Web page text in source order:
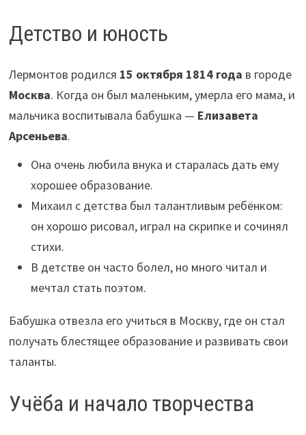
Детство и юность
Лермонтов родился 15 октября 1814 года в городе
Москва. Когда он был маленьким, умерла его мама, и
мальчика воспитывала бабушка — Елизавета
Арсеньева.
Она очень любила внука и старалась дать ему
хорошее образование.
Михаил с детства был талантливым ребёнком:
он хорошо рисовал, играл на скрипке и сочинял
стихи.
В детстве он часто болел, но много читал и
мечтал стать поэтом.
Бабушка отвезла его учиться в Москву, где он стал
получать блестящее образование и развивать свои
таланты.
Учёба и начало творчества